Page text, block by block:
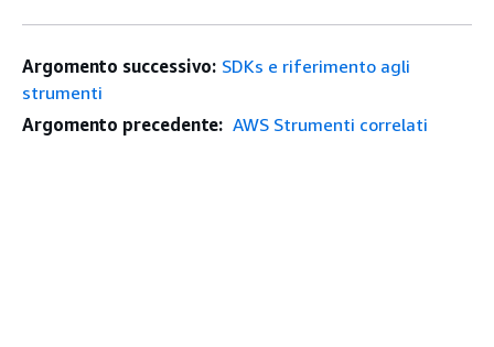
Argomento successivo: SDKs e riferimento agli
strumenti
Argomento precedente: AWS Strumenti correlati